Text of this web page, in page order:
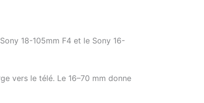
18-105mm F4 et le Sony 16-
vers le télé. Le 16–70 mm donne